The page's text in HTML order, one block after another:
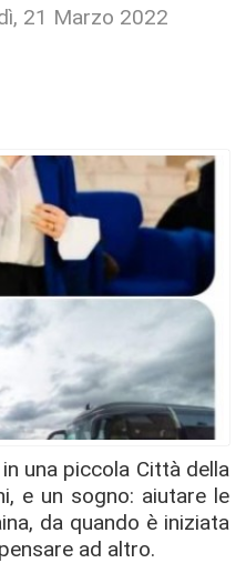
21 Marzo 2022
una piccola Città della
e un sogno: aiutare le
da quando è iniziata
ad altro.